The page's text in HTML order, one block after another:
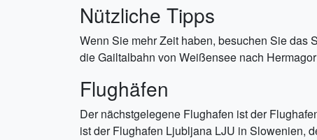
Nützliche Tipps
Wenn Sie mehr Zeit haben, besuchen Sie das
die Gailtalbahn von Weißensee nach
Flughäfen
Der nächstgelegene Flughafen ist der
ist der Flughafen Ljubljana LJU in Slowenien,